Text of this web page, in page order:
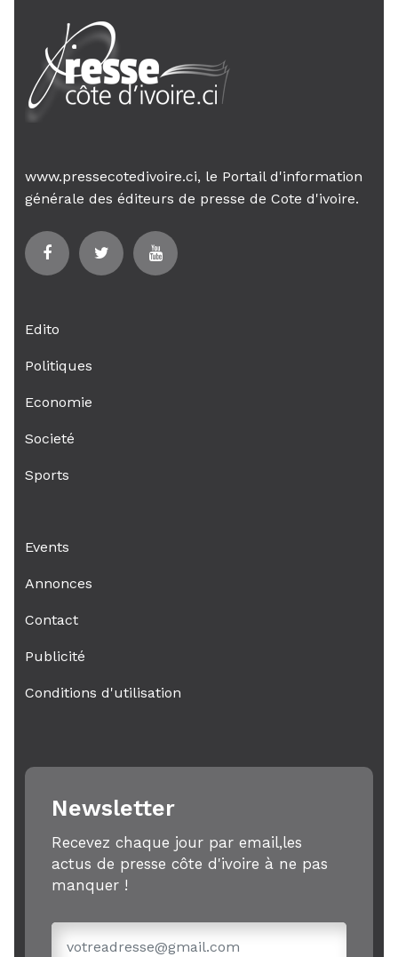
www.pressecotedivoire.ci, le Portail d'information
générale des éditeurs de presse de Cote d'ivoire.
Edito
Politiques
Economie
Societé
Sports
Events
Annonces
Contact
Publicité
Conditions d'utilisation
Newsletter
Recevez chaque jour par email,les
actus de presse côte d'ivoire à ne pas
manquer !